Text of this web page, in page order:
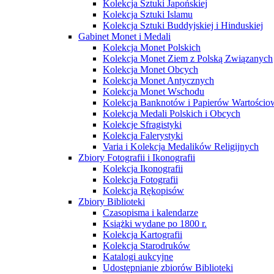
Kolekcja Sztuki Japońskiej
Kolekcja Sztuki Islamu
Kolekcja Sztuki Buddyjskiej i Hinduskiej
Gabinet Monet i Medali
Kolekcja Monet Polskich
Kolekcja Monet Ziem z Polską Związanych
Kolekcja Monet Obcych
Kolekcja Monet Antycznych
Kolekcja Monet Wschodu
Kolekcja Banknotów i Papierów
Kolekcja Medali Polskich i Obcych
Kolekcje Sfragistyki
Kolekcja Falerystyki
Varia i Kolekcja Medalików Religijnych
Zbiory Fotografii i Ikonografii
Kolekcja Ikonografii
Kolekcja Fotografii
Kolekcja Rękopisów
Zbiory Biblioteki
Czasopisma i kalendarze
Książki wydane po 1800 r.
Kolekcja Kartografii
Kolekcja Starodruków
Katalogi aukcyjne
Udostępnianie zbiorów Biblioteki